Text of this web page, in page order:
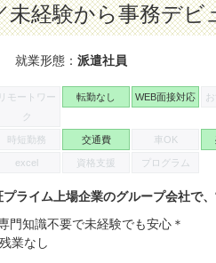
未経験から事務デビ
就業形態： 派遣社員
リモートワー
ク
転勤なし WEB面接対応
時短勤務 交通費 車OK
excel 資格支援 プログラム
プライム上場企業のグループ会社で
門知識不要で未経験でも安心＊
業なし